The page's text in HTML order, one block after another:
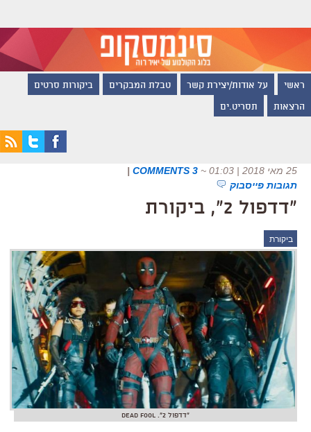
ראשי על אודות/יצירת קשר טבלת המבקרים ביקורות סרטים
הרצאות תסריט.ים
25 מאי 2018 | 01:03 ~
3 COMMENTS
|
תגובות פייסבוק
"דדפול 2", ביקורת
ביקורת
"דדפול 2". dead fool